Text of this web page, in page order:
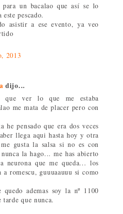
un bacalao que así se lo
pescado.
asistir a ese evento, ya veo
2013
dijo...
que ver lo que me estaba
me mata de placer pero con
he pensado que era dos veces
llega aqui hasta hoy y otra
gusta la salsa si no es con
la hago... me has abierto
neurona que me queda... los
a romescu, guuuaauuu si como
ademas soy la nº 1100
tarde que nunca.